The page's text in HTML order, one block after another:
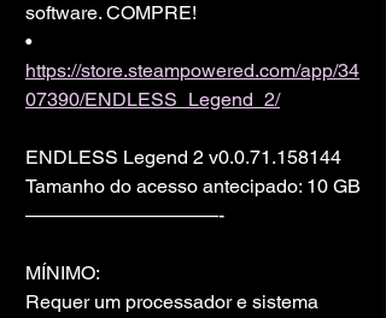
software. COMPRE!
•
https://store.steampowered.com/app/34
07390/ENDLESS_Legend_2/
ENDLESS Legend 2 v0.0.71.158144
Tamanho do acesso antecipado: 10 GB
——————————-
MÍNIMO:
Requer um processador e sistema